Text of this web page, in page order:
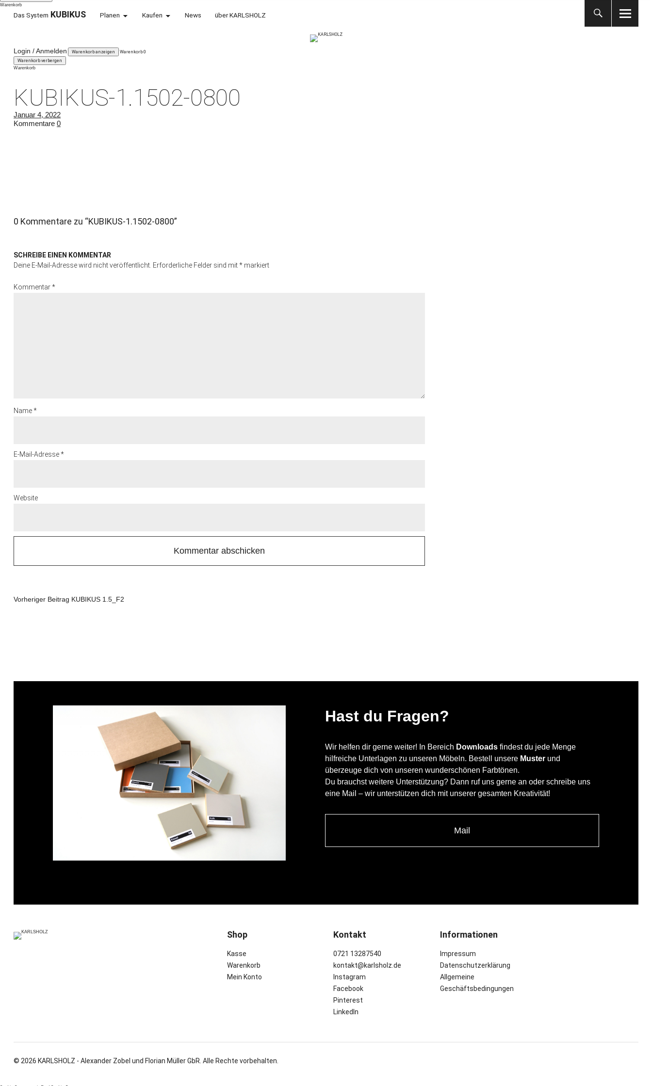
Das System KUBIKUS Planen Kaufen News über KARLSHOLZ
KARLSHOLZ
WEIL WIR VERÄNDERUNG LIEBEN.
Login / Anmelden Warenkorb anzeigen Warenkorb 0
Warenkorb verbergen
Warenkorb
Warenkorb
KUBIKUS-1.1502-0800
Januar 4, 2022
Kommentare 0
0 Kommentare zu “KUBIKUS-1.1502-0800”
SCHREIBE EINEN KOMMENTAR
Deine E-Mail-Adresse wird nicht veröffentlicht. Erforderliche Felder sind mit* markiert
Kommentar*
Name*
E-Mail-Adresse*
Website
Vorheriger Beitrag KUBIKUS 1.5_F2
Hast du Fragen?
Wir helfen dir gerne weiter! In Bereich Downloadsfindest du jede Menge
hilfreiche Unterlagen zu unseren Möbeln. Bestell unsere Muster und
überzeuge dich von unseren wunderschönen Farbtönen.
Du brauchst weitere Unterstützung? Dann ruf uns gerne an oder schreibe uns
eine Mail – wir unterstützen dich mit unserer gesamten Kreativität!
Mail
Shop
Kasse
Warenkorb
Mein Konto
Kontakt
0721 13287540
kontakt@karlsholz.de
Instagram
Facebook
Pinterest
LinkedIn
Informationen
Impressum
Datenschutzerklärung
Allgemeine
Geschäftsbedingungen
© 2026 KARLSHOLZ - Alexander Zobel und Florian Müller GbR. Alle Rechte vorbehalten